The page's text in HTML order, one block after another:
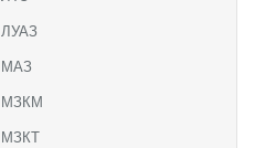
ЛУАЗ
МАЗ
МЗКМ
МЗКТ